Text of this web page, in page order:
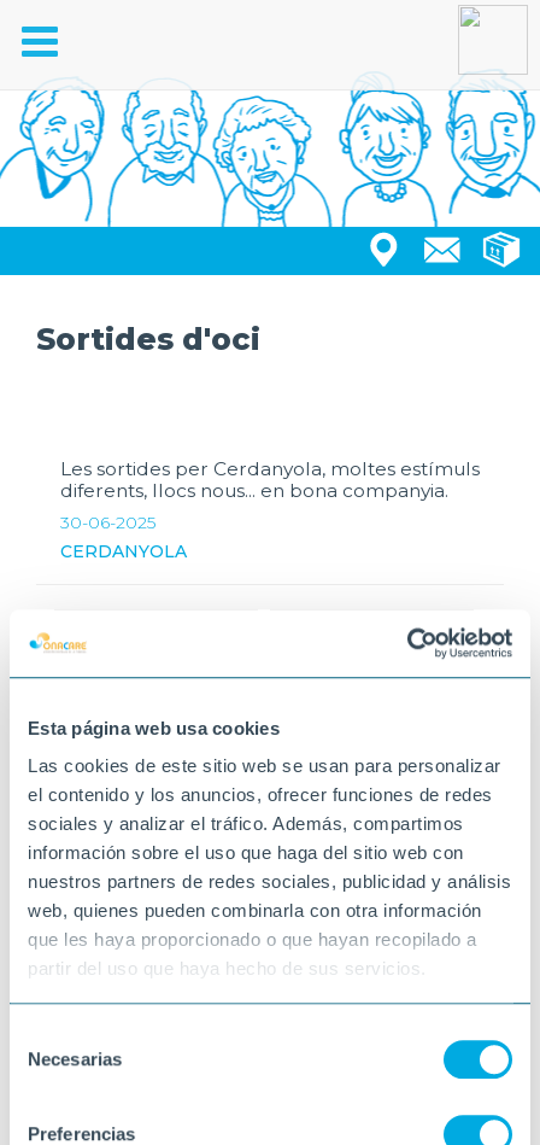
Esta página web usa cookies
Las cookies de este sitio web se usan para personalizar
el contenido y los anuncios, ofrecer funciones de redes
sociales y analizar el tráfico. Además, compartimos
información sobre el uso que haga del sitio web con
nuestros partners de redes sociales, publicidad y análisis
web, quienes pueden combinarla con otra información
que les haya proporcionado o que hayan recopilado a
partir del uso que haya hecho de sus servicios.
Necesarias
Preferencias
Toggle
navigation
Sortides d'oci
Les sortides per Cerdanyola, moltes estímuls
diferents, llocs nous... en bona companyia.
30-06-2025
CERDANYOLA